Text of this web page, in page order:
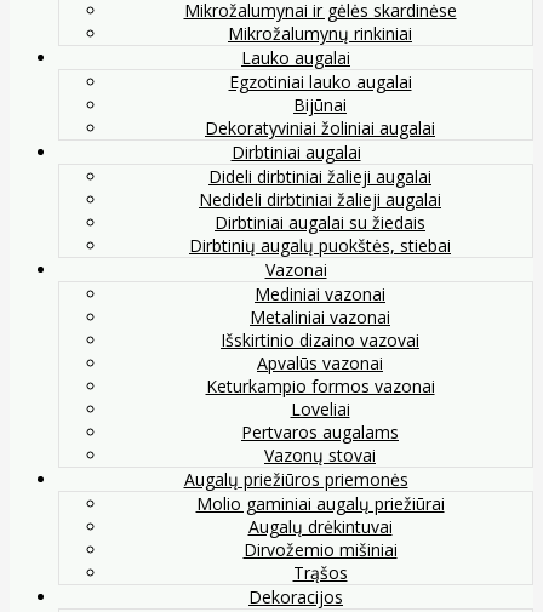
Mikrožalumynai ir gėlės skardinėse
Mikrožalumynų rinkiniai
Lauko augalai
Egzotiniai lauko augalai
Bijūnai
Dekoratyviniai žoliniai augalai
Dirbtiniai augalai
Dideli dirbtiniai žalieji augalai
Nedideli dirbtiniai žalieji augalai
Dirbtiniai augalai su žiedais
Dirbtinių augalų puokštės, stiebai
Vazonai
Mediniai vazonai
Metaliniai vazonai
Išskirtinio dizaino vazovai
Apvalūs vazonai
Keturkampio formos vazonai
Loveliai
Pertvaros augalams
Vazonų stovai
Augalų priežiūros priemonės
Molio gaminiai augalų priežiūrai
Augalų drėkintuvai
Dirvožemio mišiniai
Trąšos
Dekoracijos